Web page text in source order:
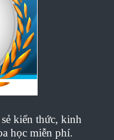
kiến thức, kinh
học miễn phí.